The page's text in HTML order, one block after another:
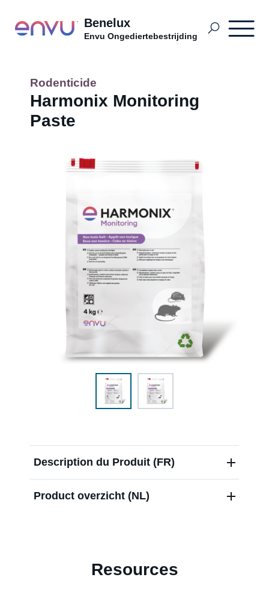
Benelux
Envu Ongediertebestrijding
Nieuwsbrief
Termite Control
Soorten ongedierte
PPM BDutch
PPM BFrench
Distributeurs
Rodenticide
Harmonix Monitoring
Paste
Description du Produit (FR)
Product overzicht (NL)
Resources